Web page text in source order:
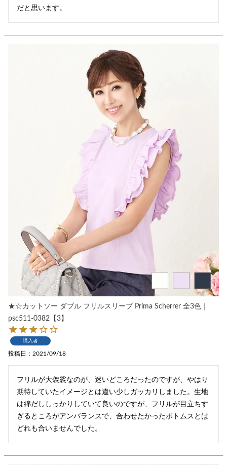
だと思います。
★☆カットソー ダブル フリルスリーブ Prima Scherrer 全3色｜
psc511-0382【3】
購入者
投稿日 2021/09/18
フリルが大袈裟なのが、迷いどころだったのですが、やはり
期待していたイメージとは違い少しガッカリしました。生地
は綿だししっかりしていて良いのですが、フリルが目立ちす
ぎるところがアンバランスで、合わせたかったボトムスとは
どれも合いませんでした。